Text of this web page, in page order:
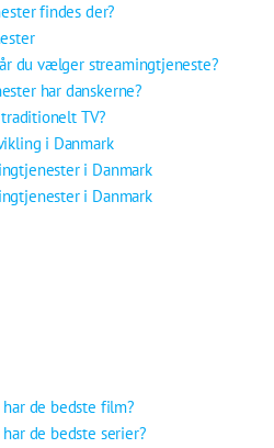
findes der?
du vælger streamingtjeneste?
har danskerne?
TV?
i Danmark
i Danmark
i Danmark
de bedste film?
de bedste serier?